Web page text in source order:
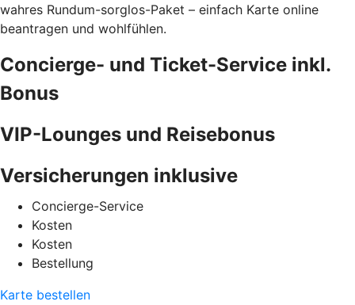
wahres Rundum-sorglos-Paket – einfach Karte online
beantragen und wohlfühlen.
Concierge- und Ticket-Service inkl.
Bonus
VIP-Lounges und Reisebonus
Versicherungen inklusive
Concierge-Service
Kosten
Kosten
Bestellung
Karte bestellen